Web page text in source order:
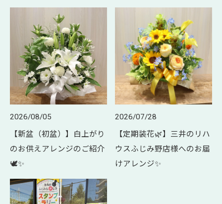
2026/08/05
【新盆（初盆）】白上がり
のお供えアレンジのご紹介
🕊✨
2026/07/28
【定期装花🌿】三井のリハ
ウスふじみ野店様へのお届
けアレンジ✨